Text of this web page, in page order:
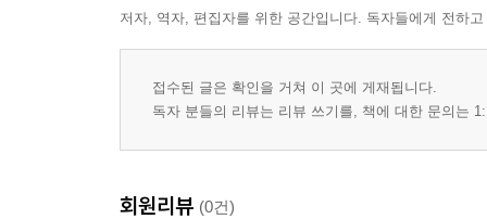
저자, 역자, 편집자를 위한 공간입니다. 독자들에게 전하
접수된 글은 확인을 거쳐 이 곳에 게재됩니다.
독자 분들의 리뷰는 리뷰 쓰기를, 책에 대한 문의는
회원리뷰 (0건)